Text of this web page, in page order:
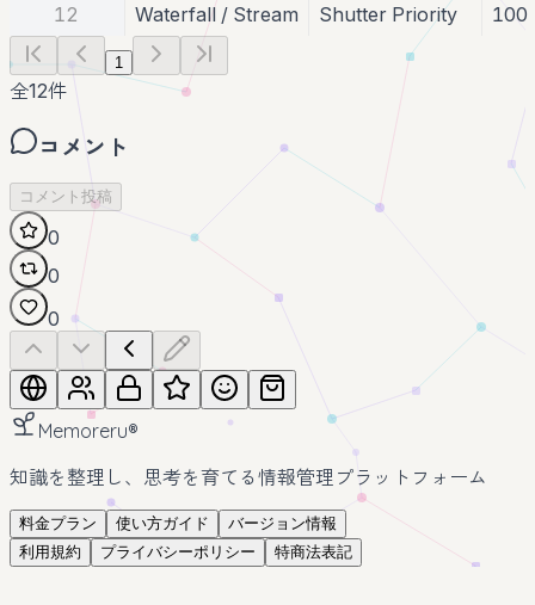
12
Waterfall / Stream Shutter Priority 100
1
全12件
コメント
コメント投稿
0
0
0
Memoreru®
知識を整理し、思考を育てる情報管理プラットフォーム
料金プラン 使い方ガイド
バージョン情報
利用規約
プライバシーポリシー 特商法表記